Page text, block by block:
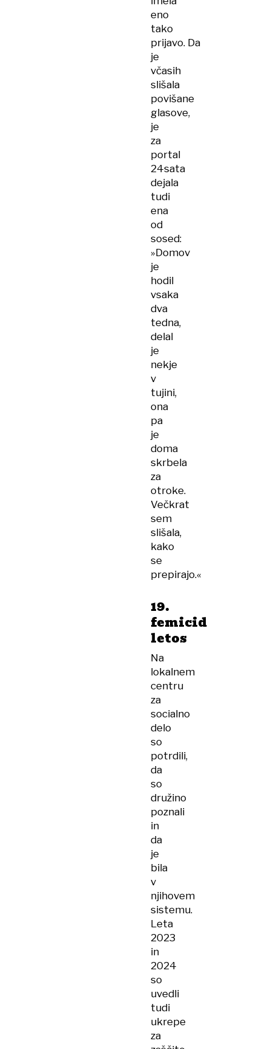
eno
tako
prijavo. Da
je
včasih
slišala
povišane
glasove,
je
za
portal
24sata
dejala
tudi
ena
od
sosed:
»Domov
je
hodil
vsaka
dva
tedna,
delal
je
nekje
v
tujini,
ona
pa
je
doma
skrbela
za
otroke.
Večkrat
sem
slišala,
kako
se
prepirajo.«
19.
femicid
letos
Na
lokalnem
centru
za
socialno
delo
so
potrdili,
da
so
družino
poznali
in
da
je
bila
v
njihovem
sistemu.
Leta
2023
in
2024
so
uvedli
tudi
ukrepe
za